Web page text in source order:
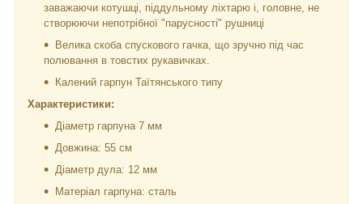
заважаючи котушці, піддульному ліхтарю і, головне, не
створюючи непотрібної "парусності" рушниці
Велика скоба спускового гачка, що зручно під час
полювання в товстих рукавичках.
Калений гарпун Таїтянського типу
Характеристики:
Діаметр гарпуна 7 мм
Довжина: 55 см
Діаметр дула: 12 мм
Матеріал гарпуна: сталь